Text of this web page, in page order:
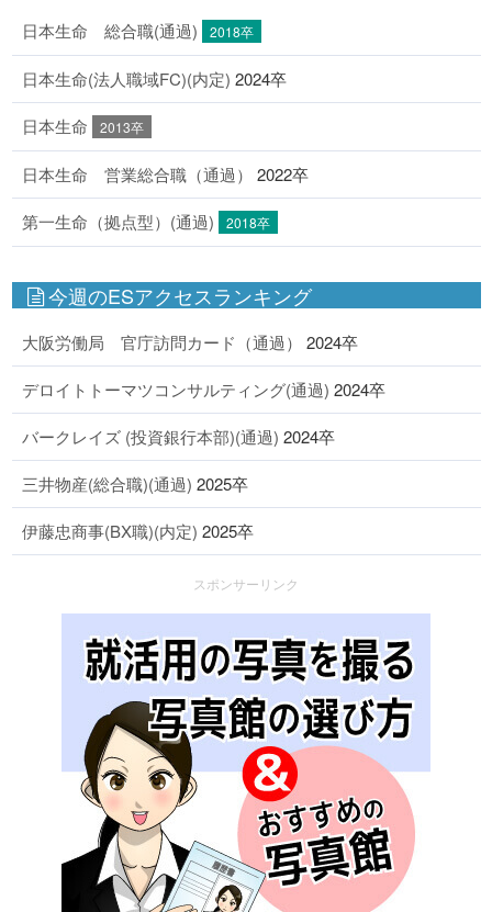
日本生命 総合職(通過) 2018卒
日本生命(法人職域FC)(内定) 2024卒
日本生命 2013卒
日本生命 営業総合職（通過） 2022卒
第一生命（拠点型）(通過) 2018卒
今週のESアクセスランキング
大阪労働局 官庁訪問カード（通過） 2024卒
デロイトトーマツコンサルティング(通過) 2024卒
バークレイズ (投資銀行本部)(通過) 2024卒
三井物産(総合職)(通過) 2025卒
伊藤忠商事(BX職)(内定) 2025卒
スポンサーリンク